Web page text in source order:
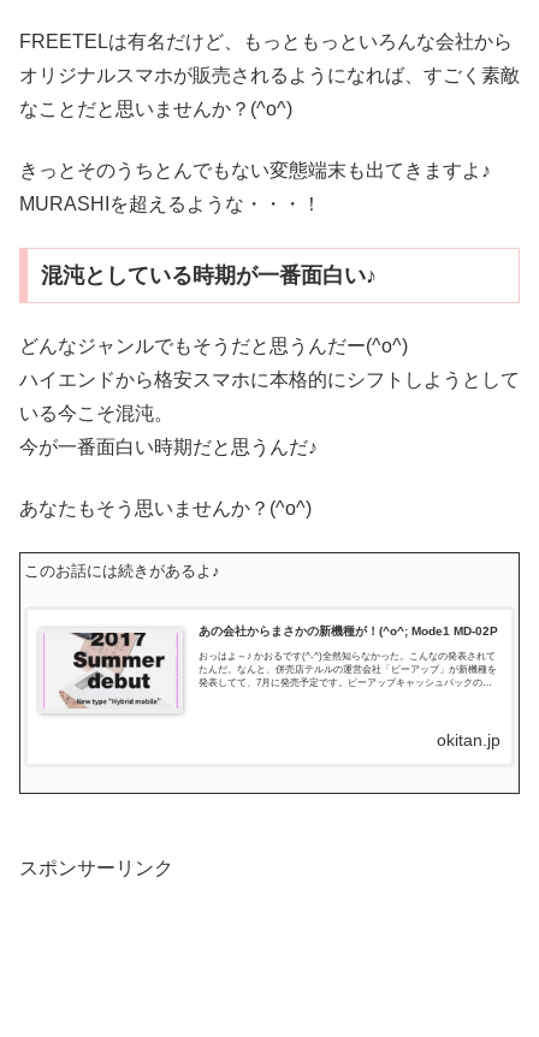
FREETELは有名だけど、もっともっといろんな会社から
オリジナルスマホが販売されるようになれば、すごく素敵
なことだと思いませんか？(^o^)
きっとそのうちとんでもない変態端末も出てきますよ♪
MURASHIを超えるような・・・！
混沌としている時期が一番面白い♪
どんなジャンルでもそうだと思うんだー(^o^)
ハイエンドから格安スマホに本格的にシフトしようとして
いる今こそ混沌。
今が一番面白い時期だと思うんだ♪
あなたもそう思いませんか？(^o^)
このお話には続きがあるよ♪
あの会社からまさかの新機種が！(^o^; Mode1 MD-02P
おっはよ～♪ かおるです(^-^)全然知らなかった。こんなの発表されて
たんだ。なんと、併売店テルルの運営会社「ピーアップ」が新機種を
発表してて、7月に発売予定です。ピーアップキャッシュバックの振
okitan.jp
スポンサーリンク